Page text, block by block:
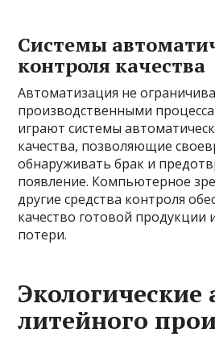
Системы
контроля качества
Автоматизация не
производственными
играют системы
качества, позволяющие
обнаруживать брак и
появление. Компьютерное
другие средства контроля
качество готовой
потери.
Экологические
литейного